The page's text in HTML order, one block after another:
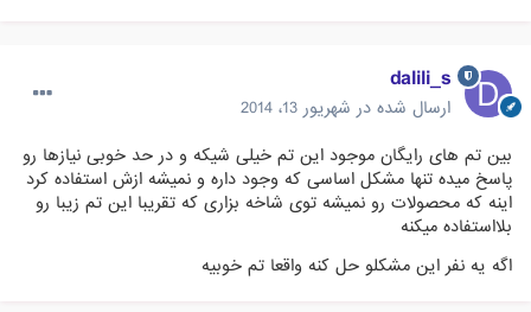
dalili_s
ارسال شده در شهریور 13، 2014
بین تم های رایگان موجود این تم خیلی شیکه و در حد خوبی نیازها رو
پاسخ میده تنها مشکل اساسی که وجود داره و نمیشه ازش استفاده کرد
اینه که محصولات رو نمیشه توی شاخه بزاری که تقریبا این تم زیبا رو
بلااستفاده میکنه
اگه یه نفر این مشکلو حل کنه واقعا تم خوبیه